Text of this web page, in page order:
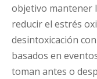
objetivo mantener
reducir el estrés
desintoxicación
basados ​​en
toman antes o